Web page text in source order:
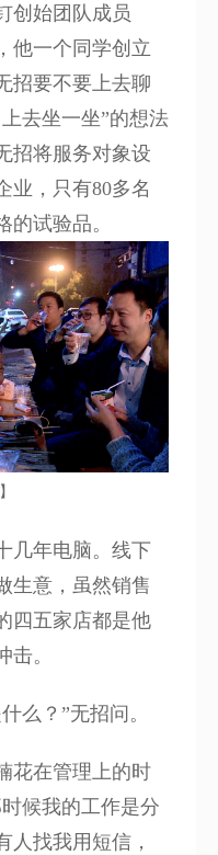
创始团队成员
他一个同学创立
招要不要上去聊
去坐一坐”的想法
招将服务对象设
业，只有80多名
的试验品。
几年电脑。线下
生意，虽然销售
四五家店都是他
。
么？”无招问。
花在管理上的时
候我的工作是分
人找我用短信，